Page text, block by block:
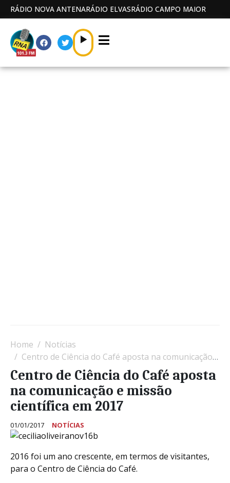
RÁDIO NOVA ANTENARÁDIO ELVASRÁDIO CAMPO MAIOR
Home
Notícias
Centro de Ciência do Café aposta na comunicação e missão científica em 2017
Centro de Ciência do Café aposta
na comunicação e missão
científica em 2017
01/01/2017 NOTÍCIAS
2016 foi um ano crescente, em termos de visitantes,
para o Centro de Ciência do Café.